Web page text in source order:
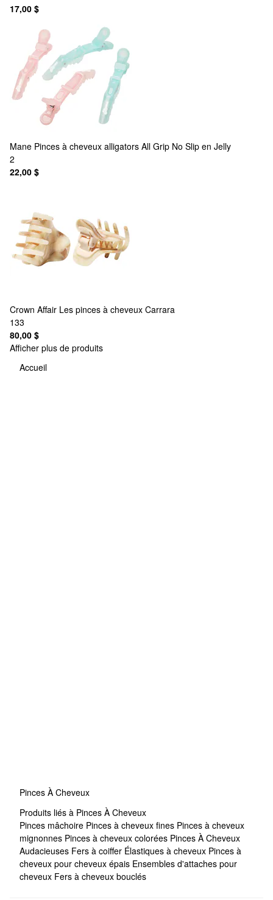
17,00 $
Mane Pinces à cheveux alligators All Grip No Slip en Jelly
2
22,00 $
Crown Affair Les pinces à cheveux Carrara
133
80,00 $
Afficher plus de produits
Accueil
Pinces À Cheveux
Produits liés à Pinces À Cheveux
Pinces mâchoire Pinces à cheveux fines Pinces à cheveux
mignonnes Pinces à cheveux colorées Pinces À Cheveux
Audacieuses Fers à coiffer Élastiques à cheveux Pinces à
cheveux pour cheveux épais Ensembles d'attaches pour
cheveux Fers à cheveux bouclés